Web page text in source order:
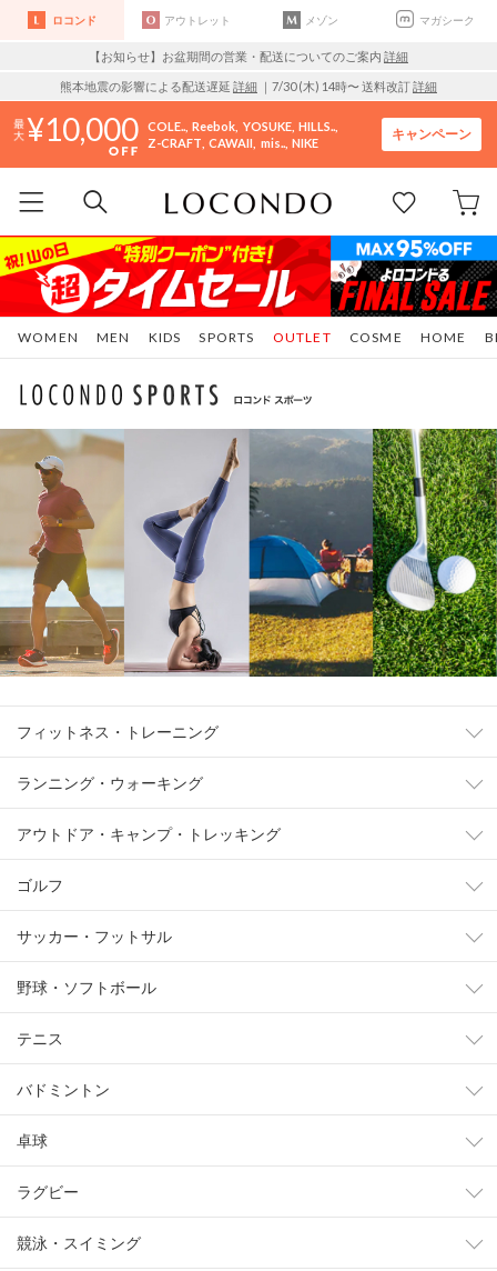
ロコンド アウトレット メゾン マガシーク
【お知らせ】お盆期間の営業・配送についてのご案内 詳細
熊本地震の影響による配送遅延 詳細 ｜7/30 (木) 14時〜 送料改訂詳細
10,000 COLE.. Reebok YOSUKE HILLS..
Z-CRAFT CAWAII mis.. NIKE
キャンペーン
WOMEN MEN KIDS SPORTS COSME HOME
OUTLET
フィットネス・トレーニング
ランニング・ウォーキング
アウトドア・キャンプ・トレッキング
ゴルフ
サッカー・フットサル
野球・ソフトボール
テニス
バドミントン
卓球
ラグビー
競泳・スイミング